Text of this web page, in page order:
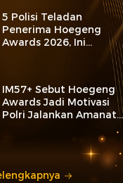
5 Polisi Teladan
Penerima Hoegeng
Awards 2026, Ini
Kategori dan Kiprahnya
IM57+ Sebut Hoegeng
Awards Jadi Motivasi
Polri Jalankan Amanat